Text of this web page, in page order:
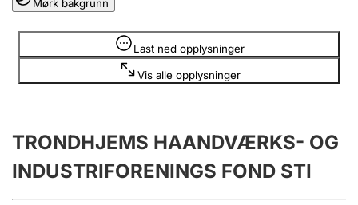
Registrere, endre, slette
Flere organisasjonsformer
Årsregnskap
Innsending og forsinkelsesgebyr
Mørk bakgrunn
Last ned opplysninger
Vis alle opplysninger
Opplysninger er skjult
TRONDHJEMS HAANDVÆRKS- OG
INDUSTRIFORENINGS FOND STI